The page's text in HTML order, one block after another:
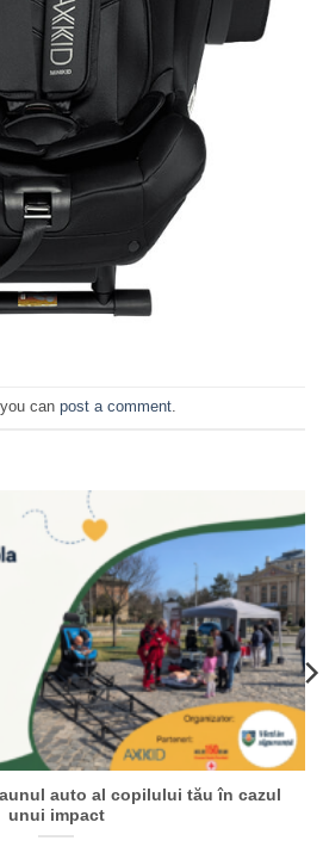
can post a comment
auto al copilului tău în cazul
unui impact